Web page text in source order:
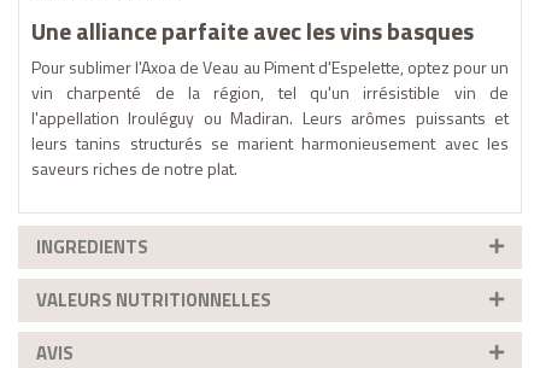
Une alliance parfaite avec les vins basques
Pour sublimer l'Axoa de Veau au Piment d'Espelette, optez pour un
vin charpenté de la région, tel qu'un irrésistible vin de
l'appellation Irouléguy ou Madiran. Leurs arômes puissants et
leurs tanins structurés se marient harmonieusement avec les
saveurs riches de notre plat.
INGREDIENTS
VALEURS NUTRITIONNELLES
AVIS